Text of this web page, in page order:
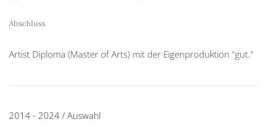
Abschluss
Artist Diploma (Master of Arts) mit der Eigenproduktion "gut."
2014 - 2024 / Auswahl